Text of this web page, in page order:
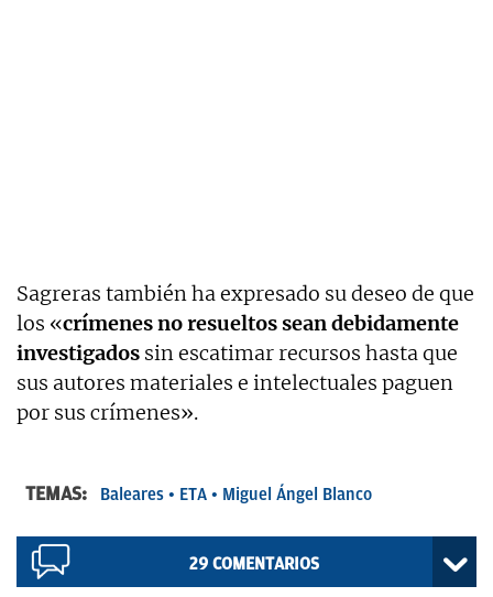
Sagreras también ha expresado su deseo de que
los «crímenes no resueltos sean debidamente
investigados sin escatimar recursos hasta que
sus autores materiales e intelectuales paguen
por sus crímenes».
TEMAS: Baleares ETA Miguel Ángel Blanco
29 COMENTARIOS